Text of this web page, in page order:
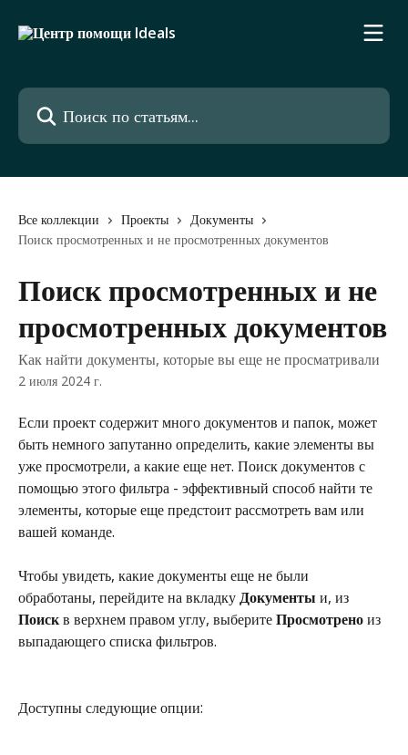
Поиск по статьям...
Все коллекции Проекты
Документы
Поиск просмотренных и не просмотренных документов
Поиск просмотренных и не
просмотренных документов
Как найти документы, которые вы еще не просматривали
2 июля 2024 г.
Если проект содержит много документов и папок, может
быть немного запутанно определить, какие элементы вы
уже просмотрели, а какие еще нет. Поиск документов с
помощью этого фильтра - эффективный способ найти те
элементы, которые еще предстоит рассмотреть вам или
вашей команде.
Чтобы увидеть, какие документы еще не были
обработаны, перейдите на вкладку Документы и, из
Поиск в верхнем правом углу, выберите Просмотрено из
выпадающего списка фильтров.
Доступны следующие опции: